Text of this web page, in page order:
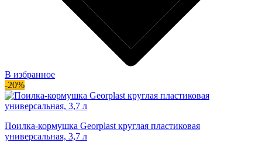
В избранное
-20%
Поилка-кормушка Georplast круглая пластиковая
универсальная, 3,7 л